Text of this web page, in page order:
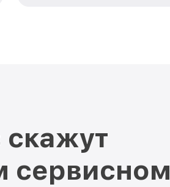
сервисном